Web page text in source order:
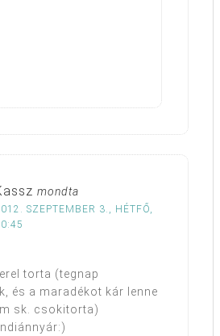
mondta
SZEPTEMBER 3., HÉTFŐ,
torta (tegnap
és a maradékot kár lenne
sk. csokitorta)